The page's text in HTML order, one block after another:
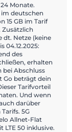
Monate.
im deutschen
15 GB im Tarif
Zusätzlich
dt. Netze (keine
04.12.2025:
des
erhalten
bei Abschluss
Go beträgt dein
Tarifvorteil
Und wenn
darüber
5G
Allnet-Flat
LTE 50 inklusive.